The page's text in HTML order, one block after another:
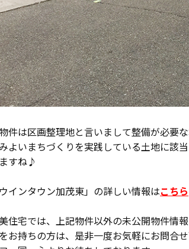
件は区画整理地と言いまして整備が必要
よいまちづくりを実践している土地に該
すね♪
インタウン加茂東」の詳しい情報はこちら
住宅では、上記物件以外の未公開物件情
お持ちの方は、是非一度お気軽にお問合せ